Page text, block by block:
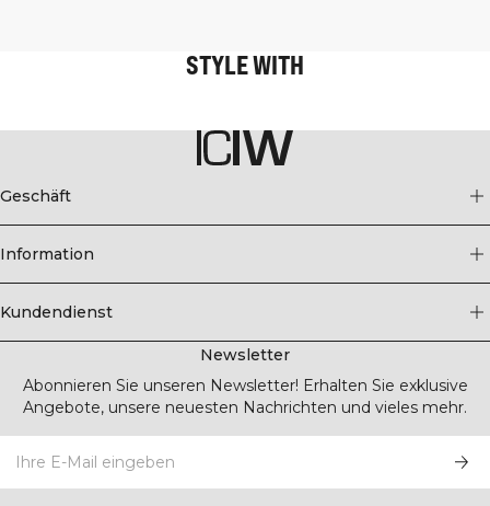
STYLE WITH
Geschäft
Information
Kundendienst
Newsletter
Abonnieren Sie unseren Newsletter! Erhalten Sie exklusive
Angebote, unsere neuesten Nachrichten und vieles mehr.